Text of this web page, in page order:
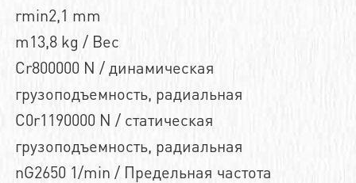
rmin2,1 mm
m13,8 kg / Вес
Cr800000 N / динамическая
грузоподъемность, радиальная
C0r1190000 N / статическая
грузоподъемность, радиальная
nG2650 1/min / Предельная частота